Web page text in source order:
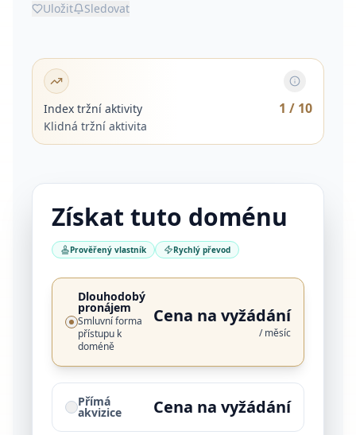
Uložit
Sledovat
Index tržní aktivity 1 / 10
Klidná tržní aktivita
Získat tuto doménu
Prověřený vlastník Rychlý převod
Dlouhodobý
pronájem
Smluvní forma
přístupu k
doméně
Cena na vyžádání
/ měsíc
Přímá
akvizice Cena na vyžádání